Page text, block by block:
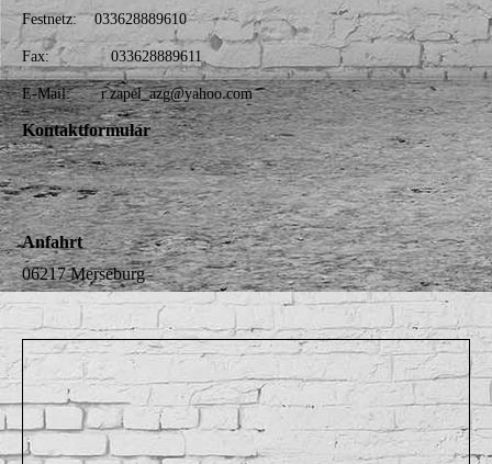
Festnetz: 033628889610
Fax: 033628889611
E-Mail: r.zapel_azg@yahoo.com
Kontaktformular
Anfahrt
06217 Merseburg